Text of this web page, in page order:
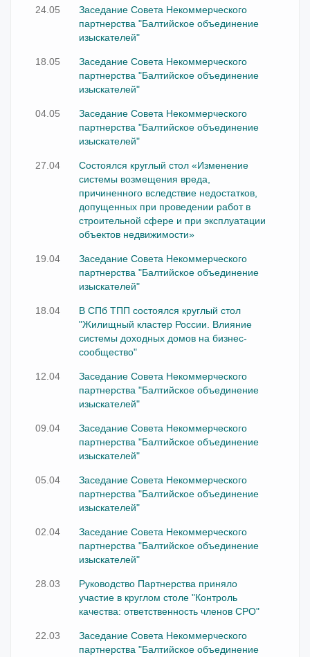
24.05
Заседание Совета Некоммерческого
партнерства "Балтийское объединение
изыскателей"
18.05
Заседание Совета Некоммерческого
партнерства "Балтийское объединение
изыскателей"
04.05
Заседание Совета Некоммерческого
партнерства "Балтийское объединение
изыскателей"
27.04
Состоялся круглый стол «Изменение
системы возмещения вреда,
причиненного вследствие недостатков,
допущенных при проведении работ в
строительной сфере и при эксплуатации
объектов недвижимости»
19.04
Заседание Совета Некоммерческого
партнерства "Балтийское объединение
изыскателей"
18.04
В СПб ТПП состоялся круглый стол
"Жилищный кластер России. Влияние
системы доходных домов на бизнес-
сообщество"
12.04
Заседание Совета Некоммерческого
партнерства "Балтийское объединение
изыскателей"
09.04
Заседание Совета Некоммерческого
партнерства "Балтийское объединение
изыскателей"
05.04
Заседание Совета Некоммерческого
партнерства "Балтийское объединение
изыскателей"
02.04
Заседание Совета Некоммерческого
партнерства "Балтийское объединение
изыскателей"
28.03
Руководство Партнерства приняло
участие в круглом столе "Контроль
качества: ответственность членов СРО"
22.03
Заседание Совета Некоммерческого
партнерства "Балтийское объединение